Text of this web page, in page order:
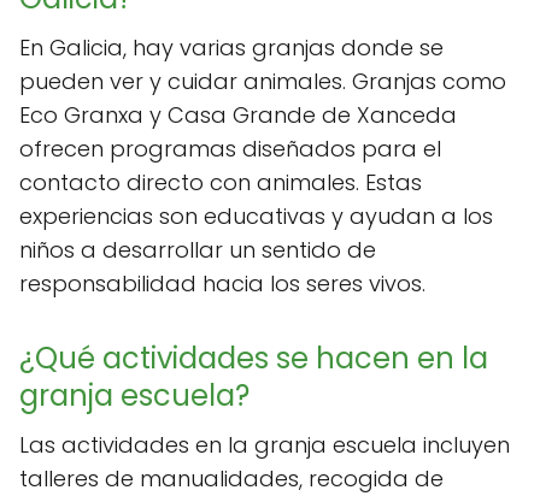
En Galicia, hay varias granjas donde se
pueden ver y cuidar animales. Granjas como
Eco Granxa y Casa Grande de Xanceda
ofrecen programas diseñados para el
contacto directo con animales. Estas
experiencias son educativas y ayudan a los
niños a desarrollar un sentido de
responsabilidad hacia los seres vivos.
¿Qué actividades se hacen en la
granja escuela?
Las actividades en la granja escuela incluyen
talleres de manualidades, recogida de